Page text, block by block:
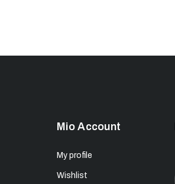
Mio Account
My profile
Wishlist